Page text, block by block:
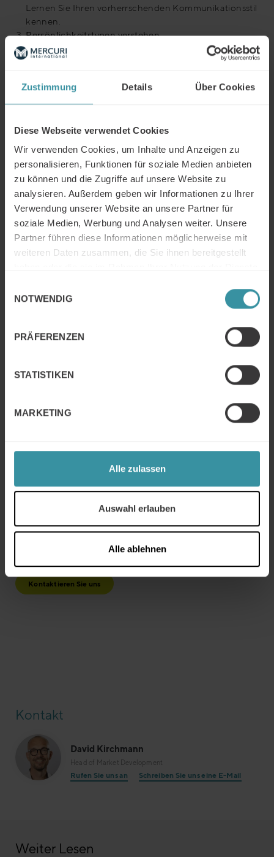
Zustimmung Details Über Cookies
Diese Webseite verwendet Cookies
Wir verwenden Cookies, um Inhalte und Anzeigen zu
personalisieren, Funktionen für soziale Medien anbieten
zu können und die Zugriffe auf unsere Website zu
analysieren. Außerdem geben wir Informationen zu Ihrer
Verwendung unserer Website an unsere Partner für
soziale Medien, Werbung und Analysen weiter. Unsere
Partner führen diese Informationen möglicherweise mit
weiteren Daten zusammen, die Sie ihnen bereitgestellt
NOTWENDIG
PRÄFERENZEN
STATISTIKEN
MARKETING
Alle zulassen
Auswahl erlauben
Alle ablehnen
Lernen Sie Ihren vorherrschenden Kommunikationsstil
kennen.
Persönlichkeitstypen verstehen
Entdecken Sie die verschiedenen Kommunikationsstile
und lernen Sie, sich entsprechend zu verhalten.
Meistern Sie Ihre Kommunikationsfähigkeiten und
passen Sie sie an den jeweiligen Kontext an.
Lernen Sie, wie Sie Ihre Zuhörfähigkeiten auf die
Kontaktieren Sie uns
International hat einen Lernpfad für Sie. Stöbern Sie in
unseren anderen Lernpfaden, die Ihnen Trainings bieten,
Sie eine maßgeschneiderte Lösung? Kontaktieren Sie
uns, damit wir diese für Sie umsetzen können!
Kontaktieren Sie uns
Kontakt
David Kirchmann
Head of Market Development
Rufen Sie uns an Schreiben Sie uns eine E-Mail
Weiter Lesen